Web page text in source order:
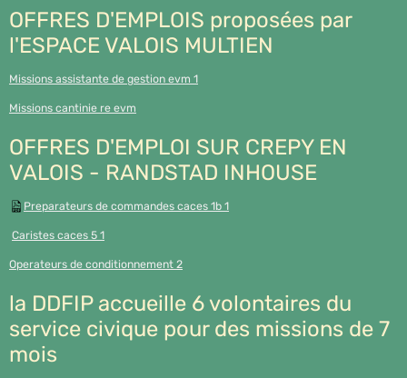
OFFRES D'EMPLOIS proposées par
l'ESPACE VALOIS MULTIEN
Missions assistante de gestion evm 1
Missions cantinie re evm
OFFRES D'EMPLOI SUR CREPY EN
VALOIS - RANDSTAD INHOUSE
Preparateurs de commandes caces 1b 1
Caristes caces 5 1
Operateurs de conditionnement 2
la DDFIP accueille 6 volontaires du
service civique pour des missions de 7
mois